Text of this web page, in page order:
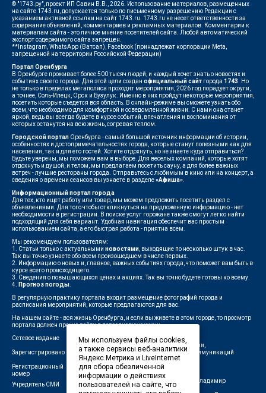
© "1743.ру", проект ИП Савин В.В., 2026. Использование материалов, размещенных
на сайте 1743.ru, допускается только по письменному разрешению Редакции с
указанием активной ссылки на сайт 1743.ru. 1743.ru не несет ответственности за
содержание объявлений, комментариев и рекламных материалов. Комментарии к
материалам сайта - это личное мнение посетителей сайта. Любой автоматический
экспорт содержимого сайта запрещен.
**Instagram, WhatsApp (Ватсап), Facebook (принадлежат корпорации Meta,
запрещенной на территории Российской Федерации)
Портал Оренбурга
В Оренбурге проживает более 500 тысяч людей, и каждый хочет знать о новостях и
событиях своего города. Для этой цели создан официальный сайт города 1743 . Но
не только в пределах мегаполиса проходят мероприятия, 2026 год порадует округи,
а точнее, Соль-Илецк, Орск и Бузулук. Именно в них пройдут некоторые мероприятия,
посетить которые съедется вся область. В онлайн-режиме вы сможете узнать обо
всем, что необходимо для комфортной и осведомленной жизни. С нами она станет
яркой, ведь вы всегда будете в курсе событий, впечатления и воспоминания от
которых останутся на всю жизнь, согревая теплом.
Городской портал Оренбурга - самый большой источник информации об истории,
особенностях и достопримечательностях города, которые станут полезными как для
населения, так и для его гостей. Хотите отдохнуть, но не знаете куда отправиться?
Будьте уверены, мы поможем вам в выборе. Для веселых компаний, которые хотят
отдохнуть и душой, и телом, мы предлагаем посетить сауну, а для более важных
встреч - лучшие рестораны города. Отправьтесь с любимым в кино или на концерт, а
сведения о времени сеансов вы узнаете в разделе«Афиша»
Информационный портал города
Для тех, кто ищет работу или товар, мы можем предложить посетить раздел с
объявлениями. Для того чтобы откликнуться на предложенную информацию - нет
необходимости в регистрации. В поиске услуг горожане также смогут легко найти
подходящий для себя вариант. Удобная навигация обеспечит вас простым
использованием сайта, а его быстрая работа - приятна всем.
Мы рекомендуем пользователям:
1. Статьи только с актуальными новостями , выходящие по несколько штук в час.
Так вы точно узнаете обо всем произошедшем в числе первых.
2. Информацию о новых и, главное, важных событиях города, что поможет вам быть в
курсе всего происходящего.
3. Сведения о повышающихся ценах и акциях. Так вы точно будете готовы ко всему.
4.
Прогноз погоды
В регулярную практику портала входит размещение фотографий города и
расписания мероприятий, которые предлагаются для вас.
На нашем сайте - вся жизнь Оренбурга, и если вы живете в этом городе, то просмотр
портала должен прочно войти в повседневную жизнь.
Сетевое издание
"1743"
Зарегистрировано
Федеральной службой по надзору в сфере связи,
информационных технологий и массовых коммуникаций
(Роскомнадзор)
Регистрационный
номер
ЭЛ № ФС 77-75960 от 19.06.2019 г.
Учредитель СМИ
Индивидуальный предприниматель Савин Владимир
Валерьевич
Мы используем файлы cookies,
а также сервисы веб-аналитики
Яндекс.Метрика и LiveInternet
для сбора обезличенной
информации о действиях
пользователей на сайте, что